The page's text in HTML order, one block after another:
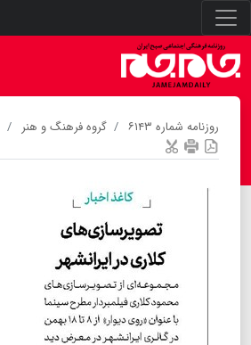
روزنامه شماره ۶۱۴۳ گروه فرهنگ و هنر